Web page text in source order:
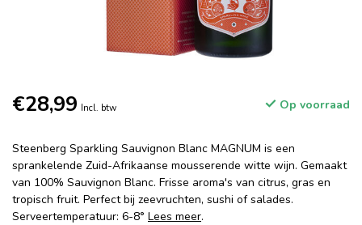
€28,99 Incl. btw Op voorraad
Steenberg Sparkling Sauvignon Blanc MAGNUM is een
sprankelende Zuid-Afrikaanse mousserende witte wijn. Gemaakt
van 100% Sauvignon Blanc. Frisse aroma's van citrus, gras en
tropisch fruit. Perfect bij zeevruchten, sushi of salades.
Serveertemperatuur: 6-8° Lees meer.